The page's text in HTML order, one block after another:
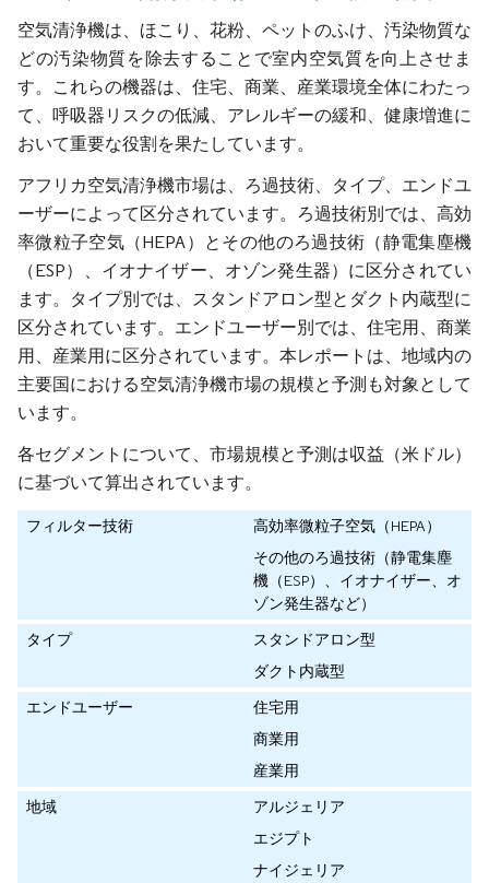
空気清浄機は、ほこり、花粉、ペットのふけ、汚染物質な
どの汚染物質を除去することで室内空気質を向上させま
す。これらの機器は、住宅、商業、産業環境全体にわたっ
て、呼吸器リスクの低減、アレルギーの緩和、健康増進に
おいて重要な役割を果たしています。
アフリカ空気清浄機市場は、ろ過技術、タイプ、エンドユ
ーザーによって区分されています。ろ過技術別では、高効
率微粒子空気（HEPA）とその他のろ過技術（静電集塵機
（ESP）、イオナイザー、オゾン発生器）に区分されてい
ます。タイプ別では、スタンドアロン型とダクト内蔵型に
区分されています。エンドユーザー別では、住宅用、商業
用、産業用に区分されています。本レポートは、地域内の
主要国における空気清浄機市場の規模と予測も対象として
います。
各セグメントについて、市場規模と予測は収益（米ドル）
に基づいて算出されています。
フィルター技術
高効率微粒子空気（HEPA）
その他のろ過技術（静電集塵
機（ESP）、イオナイザー、オ
ゾン発生器など）
タイプ
スタンドアロン型
ダクト内蔵型
エンドユーザー
住宅用
商業用
産業用
地域
アルジェリア
エジプト
ナイジェリア